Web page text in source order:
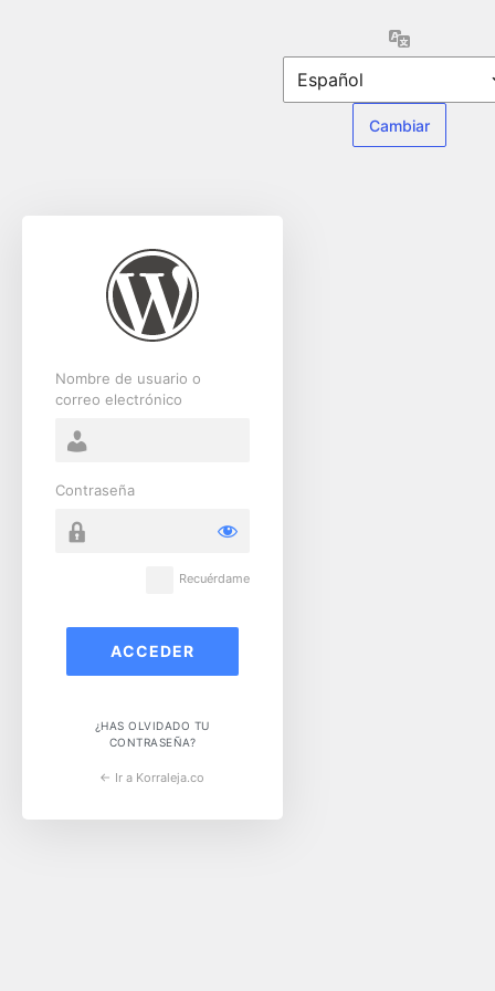
Nombre de usuario o
correo electrónico
Contraseña
Recuérdame
¿HAS OLVIDADO TU
CONTRASEÑA?
← Ir a Korraleja.co
Idioma